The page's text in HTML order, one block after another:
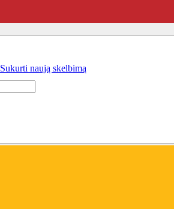
Sukurti naują skelbimą